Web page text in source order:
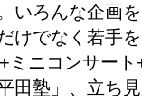
いろんな企画
けでなく若手
ミニコンサー
田塾」、立ち